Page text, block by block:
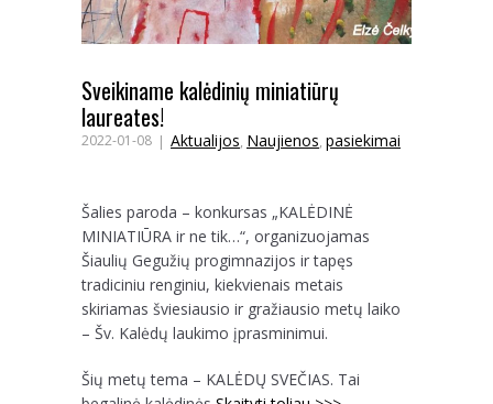
Sveikiname kalėdinių miniatiūrų
laureates!
2022-01-08 Aktualijos, Naujienos, pasiekimai
Šalies paroda – konkursas „KALĖDINĖ
MINIATIŪRA ir ne tik…“, organizuojamas
Šiaulių Gegužių progimnazijos ir tapęs
tradiciniu renginiu, kiekvienais metais
skiriamas šviesiausio ir gražiausio metų laiko
– Šv. Kalėdų laukimo įprasminimui.
Šių metų tema – KALĖDŲ SVEČIAS. Tai